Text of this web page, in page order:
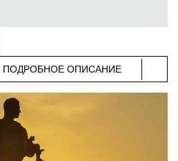
ПОДРОБНОЕ ОПИСАНИЕ